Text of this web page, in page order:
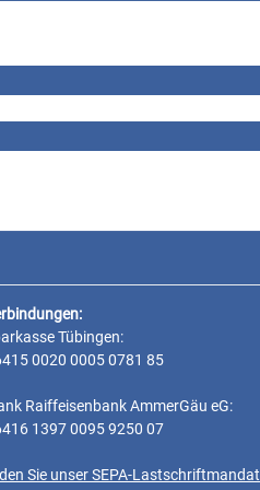
Tübingen:
0020 0005 0781 85
Raiffeisenbank AmmerGäu eG:
1397 0095 9250 07
Sie unser SEPA-Lastschriftmandat